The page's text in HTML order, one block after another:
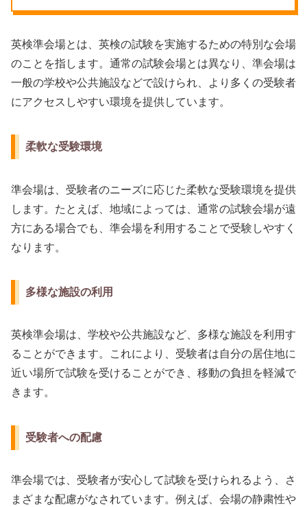
英検準会場とは、英検の試験を実施するための特別な会場
のことを指します。通常の試験会場とは異なり、準会場は
一般の学校や公共施設などで設けられ、より多くの受験者
にアクセスしやすい環境を提供しています。
柔軟な受験環境
準会場は、受験者のニーズに応じた柔軟な受験環境を提供
します。たとえば、地域によっては、通常の試験会場が遠
方にある場合でも、準会場を利用することで受験しやすく
なります。
多様な施設の利用
英検準会場は、学校や公共施設など、多様な施設を利用す
ることができます。これにより、受験者は自分の居住地に
近い場所で試験を受けることができ、移動の負担を軽減で
きます。
受験者への配慮
準会場では、受験者が安心して試験を受けられるよう、さ
まざまな配慮がなされています。例えば、会場の静粛性や